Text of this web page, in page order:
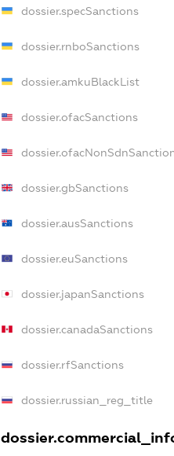
dossier.specSanctions
dossier.rnboSanctions
dossier.amkuBlackList
dossier.ofacSanctions
dossier.gbSanctions
dossier.ausSanctions
dossier.euSanctions
dossier.japanSanctions
dossier.canadaSanctions
dossier.rfSanctions
dossier.russian_reg_title